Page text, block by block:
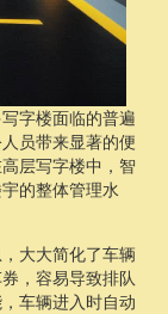
字楼面临的普遍
员带来显著的便
层写字楼中，智
的整体管理水
大大简化了车辆
，容易导致排队
车辆进入时自动